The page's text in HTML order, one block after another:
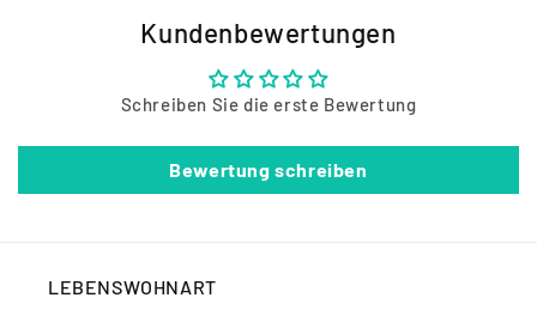
Kundenbewertungen
Schreiben Sie die erste Bewertung
Bewertung schreiben
LEBENSWOHNART